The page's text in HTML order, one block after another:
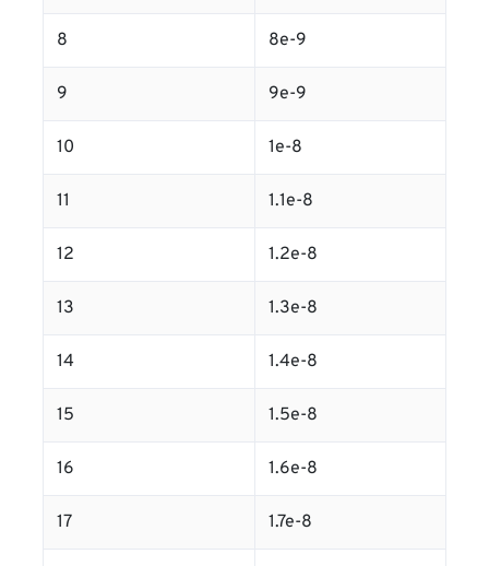
8 8e-9
9 9e-9
10 1e-8
11 1.1e-8
12 1.2e-8
13 1.3e-8
14 1.4e-8
15 1.5e-8
16 1.6e-8
17 1.7e-8